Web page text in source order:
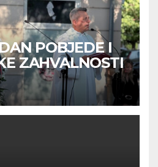
POBJEDE I
ZAHVALNOSTI